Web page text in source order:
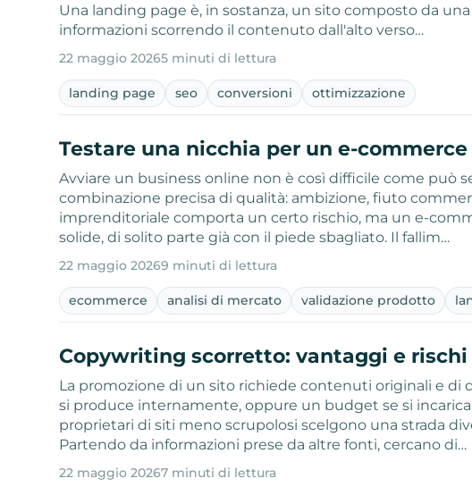
Una landing page è, in sostanza, un sito composto da
informazioni scorrendo il contenuto dall'alto verso…
22 maggio 20265 minuti di lettura
landing page seo conversioni ottimizzazione
Testare una nicchia per un e-
Avviare un business online non è così difficile come può
combinazione precisa di qualità: ambizione, fiuto
imprenditoriale comporta un certo rischio, ma un e-
solide, di solito parte già con il piede sbagliato. Il fallim…
22 maggio 20269 minuti di lettura
ecommerce analisi di mercato validazione prodotto
Copywriting scorretto: vantaggi e rischi
La promozione di un sito richiede contenuti originali e di
si produce internamente, oppure un budget se si
proprietari di siti meno scrupolosi scelgono una strada
Partendo da informazioni prese da altre fonti, cercano di…
22 maggio 20267 minuti di lettura